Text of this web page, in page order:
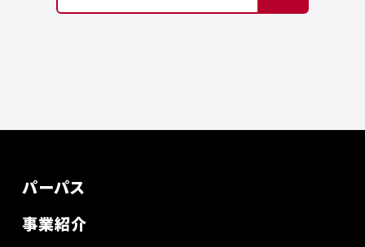
パーパス
事業紹介